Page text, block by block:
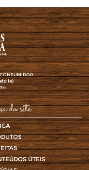
do site
ÚTEIS